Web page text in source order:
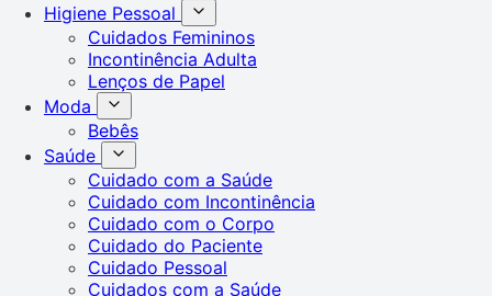
Higiene Pessoal
Cuidados Femininos
Incontinência Adulta
Lenços de Papel
Moda
Bebês
Saúde
Cuidado com a Saúde
Cuidado com Incontinência
Cuidado com o Corpo
Cuidado do Paciente
Cuidado Pessoal
Cuidados com a Saúde